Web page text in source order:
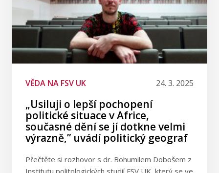
VĚDA NA FSV UK 24. 3. 2025
„Usiluji o lepší pochopení
politické situace v Africe,
současné dění se jí dotkne velmi
výrazně,” uvádí politický geograf
Přečtěte si rozhovor s dr. Bohumilem Dobošem z
Institutu politologických studií FSV UK, který se ve